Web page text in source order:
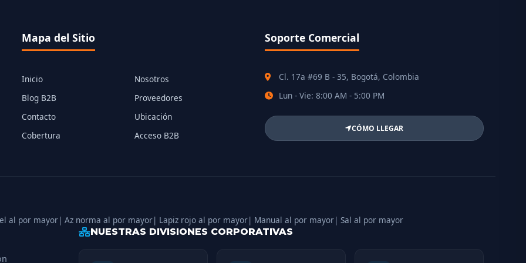
Mapa del Sitio
Inicio
Nosotros
Blog B2B
Proveedores
Contacto
Ubicación
Cobertura
Acceso B2B
Soporte Comercial
Cl. 17a #69 B - 35, Bogotá, Colombia
Lun - Vie: 8:00 AM - 5:00 PM
CÓMO LLEGAR
al por mayor| Az norma al por mayor| Lapiz rojo al por mayor| Manual al por mayor| Sal al por mayor
NUESTRAS DIVISIONES CORPORATIVAS